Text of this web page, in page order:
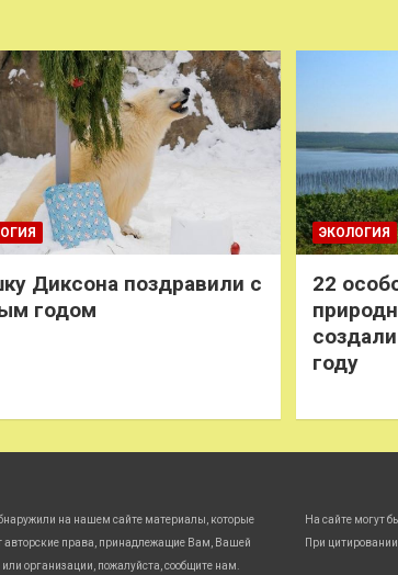
Диксона поздравили с
годом
ЭКОЛОГИЯ
22
году
на нашем сайте материалы, которые
права, принадлежащие Вам, Вашей
организации, пожалуйста, сообщите нам.
На сайте могут
При цитировании